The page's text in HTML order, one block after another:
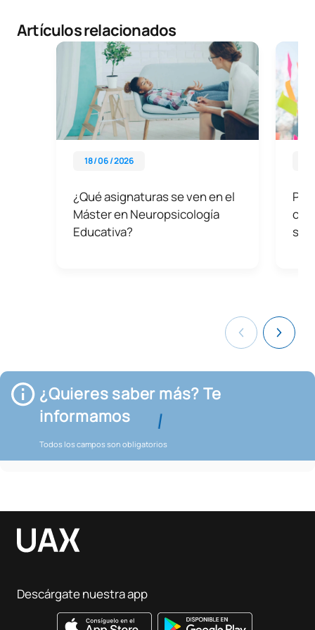
Artículos relacionados
18 / 06 / 2026
¿Qué asignaturas se ven en el
Máster en Neuropsicología
Educativa?
¿Quieres saber más? Te
informamos
Todos los campos son obligatorios
Descárgate nuestra app